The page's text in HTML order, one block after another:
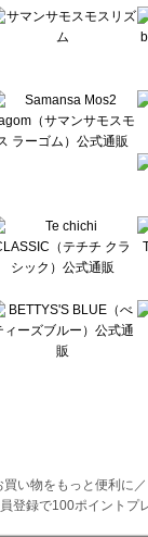
の一覧
ー）の一覧
覧
買い物をもっと便利に／
登録で100ポイントプ